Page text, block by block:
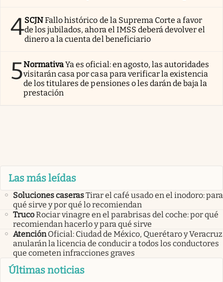
4SCJNFallo histórico de la Suprema Corte a favor
de los jubilados, ahora el IMSS deberá devolver el
dinero a la cuenta del beneficiario
5NormativaYa es oficial: en agosto, las autoridades
visitarán casa por casa para verificar la existencia
de los titulares de pensiones o les darán de baja la
prestación
Las más leídas
Soluciones caserasTirar el café usado en el inodoro: para
qué sirve y por qué lo recomiendan
TrucoRociar vinagre en el parabrisas del coche: por qué
recomiendan hacerlo y para qué sirve
Atención Oficial: Ciudad de México, Querétaro y Veracruz
anularán la licencia de conducir a todos los conductores
que cometen infracciones graves
Últimas noticias